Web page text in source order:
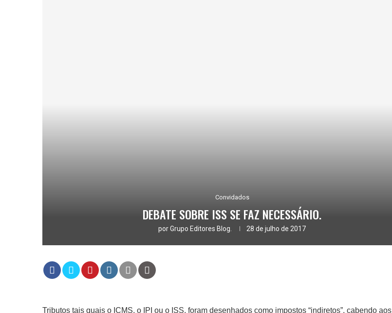
Convidados
DEBATE SOBRE ISS SE FAZ NECESSÁRIO.
porGrupo Editores Blog. 28 de julho de 2017
Tributos tais quais o ICMS, o IPI ou o ISS, foram desenhados como impostos “indiretos”, cabendo aos